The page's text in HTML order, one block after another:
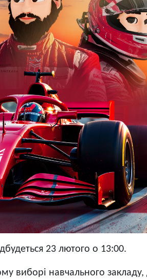
23 лютого о 13:00.
виборі навчального закладу,